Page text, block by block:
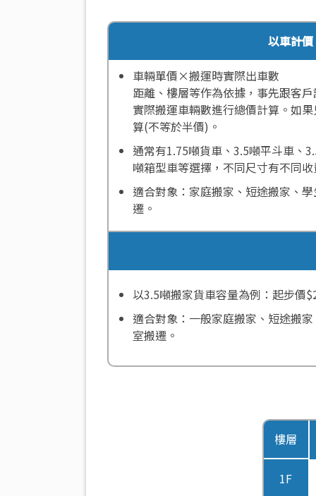
以車計價
車輛單價×搬運時實際出車數
距離、樓層等作為依據，事先跟客
實際搬運車輛數進行總價計算。如
算(不等於半價)。
通常有1.75噸貨車、3.5噸平斗車、
噸箱型車等選擇，不同尺寸有不同
適合對象：家庭搬家、短途搬家、
遷。
以3.5噸搬家貨車容量為例：起步價
適合對象：一般家庭搬家、短途搬
室搬遷。
樓層
1F